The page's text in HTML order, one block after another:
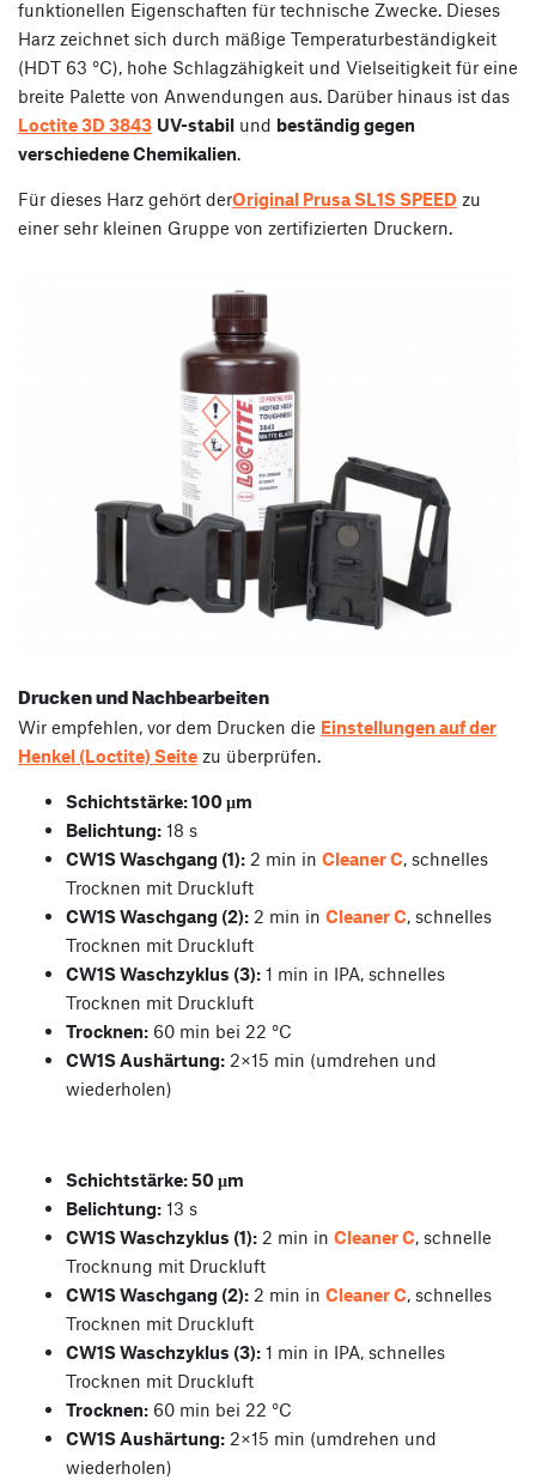
funktionellen Eigenschaften für technische Zwecke. Dieses
Harz zeichnet sich durch mäßige Temperaturbeständigkeit
(HDT 63 °C), hohe Schlagzähigkeit und Vielseitigkeit für eine
breite Palette von Anwendungen aus. Darüber hinaus ist das
Loctite 3D 3843 UV-stabil und beständig gegen
verschiedene Chemikalien.
Für dieses Harz gehört derOriginal Prusa SL1S SPEED zu
einer sehr kleinen Gruppe von zertifizierten Druckern.
Drucken und Nachbearbeiten
Wir empfehlen, vor dem Drucken die Einstellungen auf der
Henkel (Loctite) Seite zu überprüfen.
Schichtstärke: 100 µm
Belichtung: 18 s
CW1S Waschgang (1): 2 min in Cleaner C, schnelles
Trocknen mit Druckluft
CW1S Waschgang (2): 2 min in Cleaner C, schnelles
Trocknen mit Druckluft
CW1S Waschzyklus (3): 1 min in IPA, schnelles
Trocknen mit Druckluft
Trocknen: 60 min bei 22 °C
CW1S Aushärtung: 2×15 min (umdrehen und
wiederholen)
Schichtstärke: 50 µm
Belichtung: 13 s
CW1S Waschzyklus (1): 2 min in Cleaner C, schnelle
Trocknung mit Druckluft
CW1S Waschgang (2): 2 min in Cleaner C, schnelles
Trocknen mit Druckluft
CW1S Waschzyklus (3): 1 min in IPA, schnelles
Trocknen mit Druckluft
Trocknen: 60 min bei 22 °C
CW1S Aushärtung: 2×15 min (umdrehen und
wiederholen)